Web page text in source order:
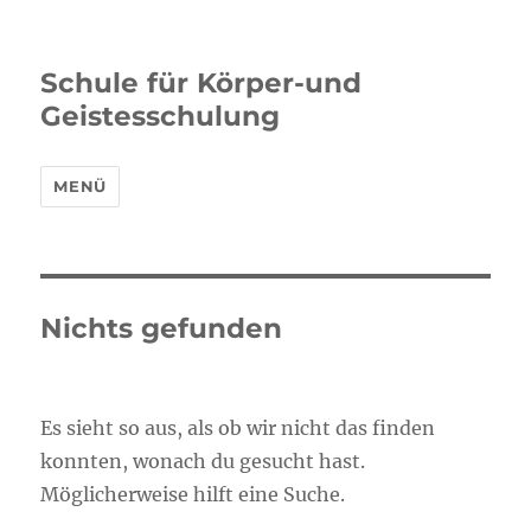
Schule für Körper-und
Geistesschulung
MENÜ
Nichts gefunden
Es sieht so aus, als ob wir nicht das finden
konnten, wonach du gesucht hast.
Möglicherweise hilft eine Suche.